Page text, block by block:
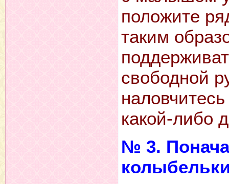
положите
таким
свободной
какой-либо
№ 3.